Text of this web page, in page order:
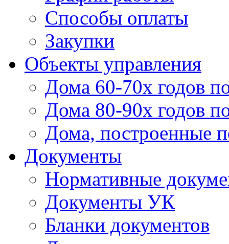
Способы оплаты
Закупки
Объекты управления
Дома 60-70х годов
Дома 80-90х годов
Дома, построенные
Документы
Нормативные
Документы УК
Бланки документов